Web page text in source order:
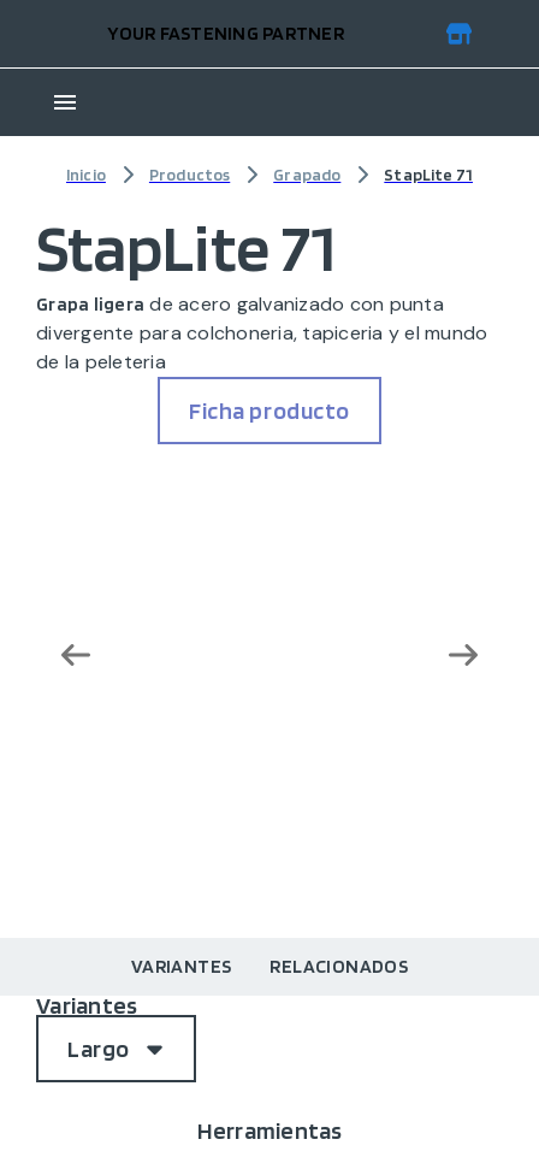
YOUR FASTENING PARTNER
Inicio Productos Grapado StapLite 71
StapLite 71
Grapa ligera de acero galvanizado con punta
divergente para colchoneria, tapiceria y el mundo
de la peleteria
Ficha producto
VARIANTES RELACIONADOS
Variantes
Largo
Herramientas